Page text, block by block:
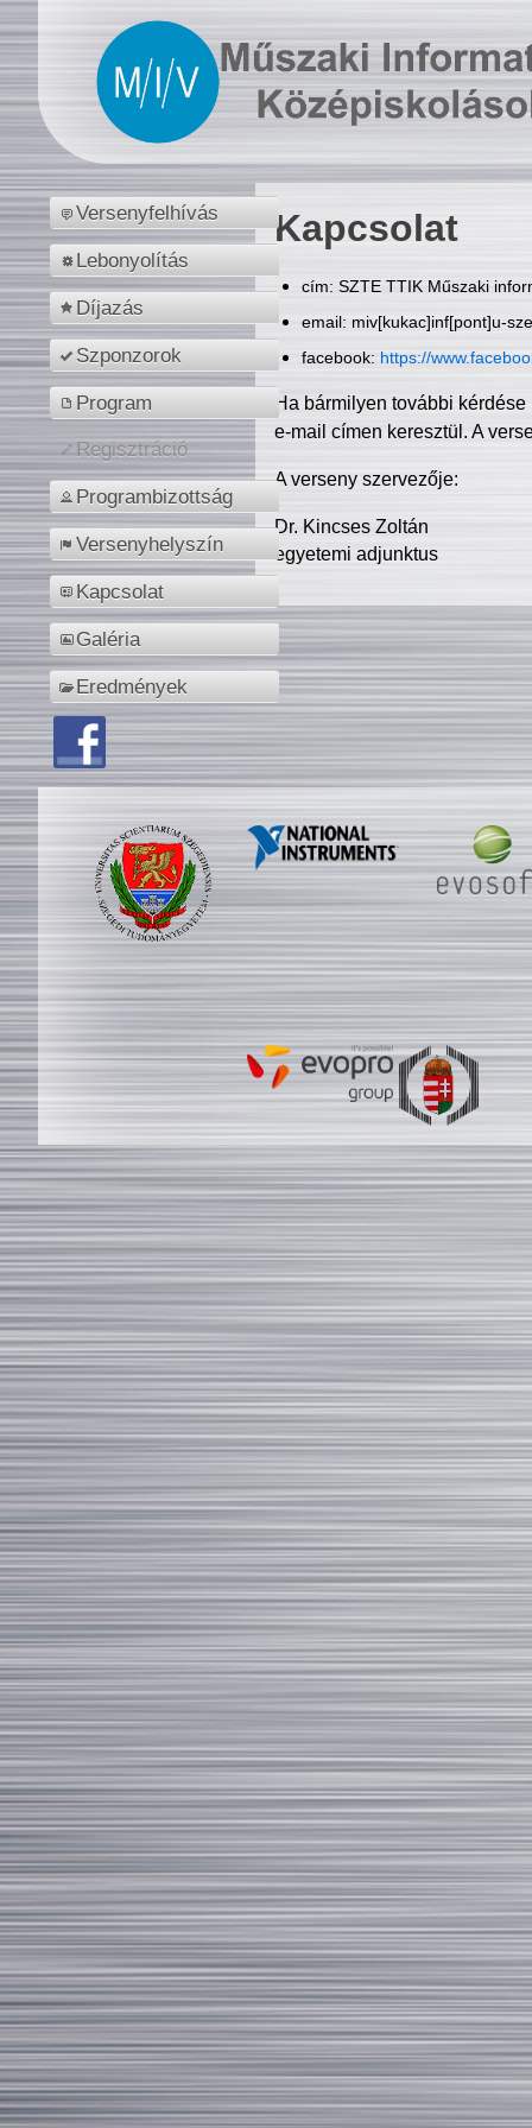
Versenyfelhívás
Lebonyolítás
Díjazás
Szponzorok
Program
Regisztráció
Programbizottság
Versenyhelyszín
Kapcsolat
Galéria
Eredmények
Kapcsolat
cím: SZTE TTIK Műszaki
email: miv[kukac]inf[pont]u-
facebook: https://
Ha bármilyen további
e-mail címen keresztül. A
A verseny szervezője:
Dr. Kincses Zoltán
egyetemi adjunktus